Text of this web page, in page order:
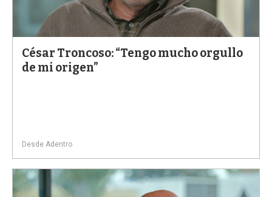
César Troncoso: “Tengo mucho orgullo
de mi origen”
Desde Adentro